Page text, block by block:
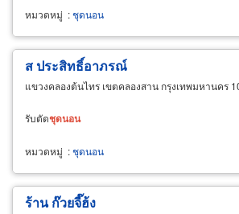
หมวดหมู่ :ชุดนอน
ส ประสิทธิ์อาภรณ์
แขวงคลองต้นไทร เขตคลองสาน กรุงเทพมหานคร
รับตัดชุดนอน
หมวดหมู่ :ชุดนอน
ร้าน ก๊วยจี๊ฮ้ง